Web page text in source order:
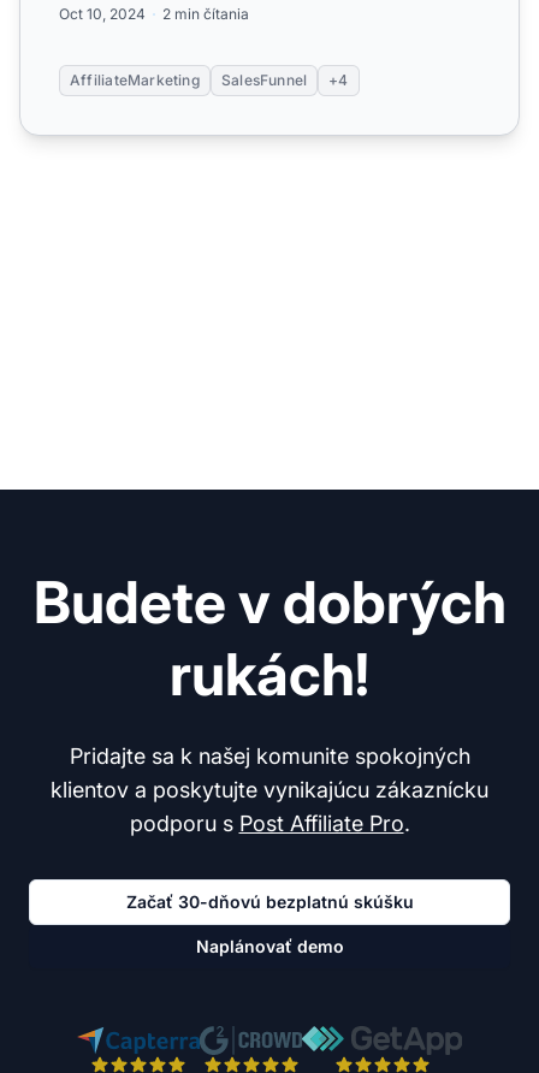
Oct 10, 2024 2 min čítania
AffiliateMarketing SalesFunnel +4
Budete v dobrých
rukách!
Pridajte sa k našej komunite spokojných
klientov a poskytujte vynikajúcu zákaznícku
podporu s Post Affiliate Pro.
Začať 30-dňovú bezplatnú skúšku
Naplánovať demo